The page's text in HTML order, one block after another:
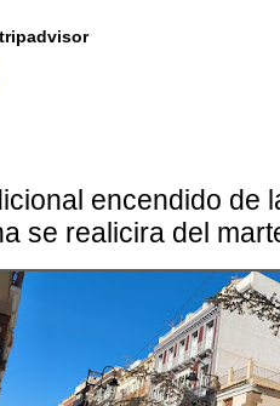
encendido de
se realicira del